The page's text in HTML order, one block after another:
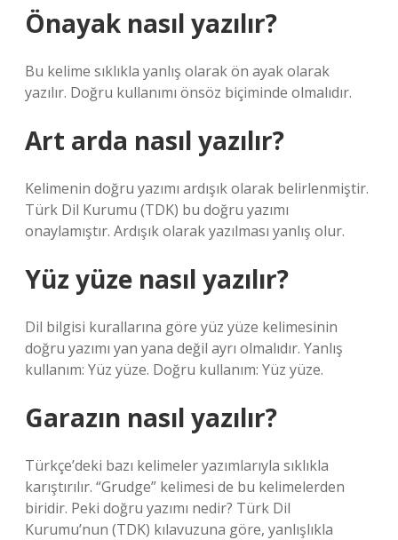
Önayak nasıl yazılır?
Bu kelime sıklıkla yanlış olarak ön ayak olarak
yazılır. Doğru kullanımı önsöz biçiminde olmalıdır.
Art arda nasıl yazılır?
Kelimenin doğru yazımı ardışık olarak belirlenmiştir.
Türk Dil Kurumu (TDK) bu doğru yazımı
onaylamıştır. Ardışık olarak yazılması yanlış olur.
Yüz yüze nasıl yazılır?
Dil bilgisi kurallarına göre yüz yüze kelimesinin
doğru yazımı yan yana değil ayrı olmalıdır. Yanlış
kullanım: Yüz yüze. Doğru kullanım: Yüz yüze.
Garazın nasıl yazılır?
Türkçe’deki bazı kelimeler yazımlarıyla sıklıkla
karıştırılır. “Grudge” kelimesi de bu kelimelerden
biridir. Peki doğru yazımı nedir? Türk Dil
Kurumu’nun (TDK) kılavuzuna göre, yanlışlıkla